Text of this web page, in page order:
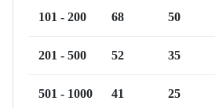
101 - 200 68 50
201 - 500 52 35
501 - 1000 41 25